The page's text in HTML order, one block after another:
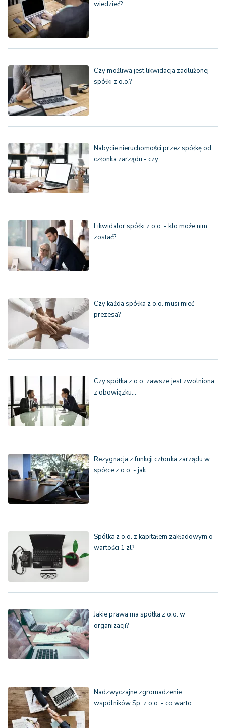
wiedzieć?
Czy możliwa jest likwidacja zadłużonej
spółki z o.o.?
Nabycie nieruchomości przez spółkę od
członka zarządu - czy…
Likwidator spółki z o.o. - kto może nim
zostać?
Czy każda spółka z o.o. musi mieć
prezesa?
Czy spółka z o.o. zawsze jest zwolniona
z obowiązku…
Rezygnacja z funkcji członka zarządu w
spółce z o.o. - jak…
Spółka z o.o. z kapitałem zakładowym o
wartości 1 zł?
Jakie prawa ma spółka z o.o. w
organizacji?
Nadzwyczajne zgromadzenie
wspólników Sp. z o.o. - co warto…